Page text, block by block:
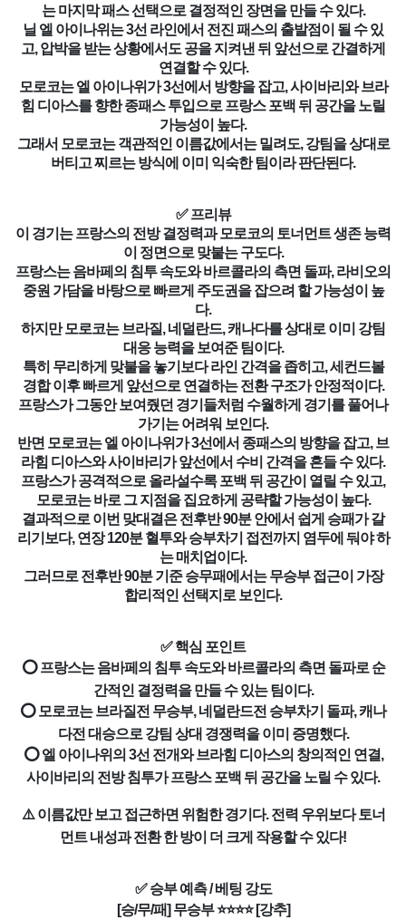
는 마지막 패스 선택으로 결정적인 장면을 만들 수 있다.
닐 엘 아이나위는 3선 라인에서 전진 패스의 출발점이 될 수 있
고, 압박을 받는 상황에서도 공을 지켜낸 뒤 앞선으로 간결하게
연결할 수 있다.
모로코는 엘 아이나위가 3선에서 방향을 잡고, 사이바리와 브라
힘 디아스를 향한 종패스 투입으로 프랑스 포백 뒤 공간을 노릴
가능성이 높다.
그래서 모로코는 객관적인 이름값에서는 밀려도, 강팀을 상대로
버티고 찌르는 방식에 이미 익숙한 팀이라 판단된다.
✅ 프리뷰
이 경기는 프랑스의 전방 결정력과 모로코의 토너먼트 생존 능력
이 정면으로 맞붙는 구도다.
프랑스는 음바페의 침투 속도와 바르콜라의 측면 돌파, 라비오의
중원 가담을 바탕으로 빠르게 주도권을 잡으려 할 가능성이 높
다.
하지만 모로코는 브라질, 네덜란드, 캐나다를 상대로 이미 강팀
대응 능력을 보여준 팀이다.
특히 무리하게 맞불을 놓기보다 라인 간격을 좁히고, 세컨드볼
경합 이후 빠르게 앞선으로 연결하는 전환 구조가 안정적이다.
프랑스가 그동안 보여줬던 경기들처럼 수월하게 경기를 풀어나
가기는 어려워 보인다.
반면 모로코는 엘 아이나위가 3선에서 종패스의 방향을 잡고, 브
라힘 디아스와 사이바리가 앞선에서 수비 간격을 흔들 수 있다.
프랑스가 공격적으로 올라설수록 포백 뒤 공간이 열릴 수 있고,
모로코는 바로 그 지점을 집요하게 공략할 가능성이 높다.
결과적으로 이번 맞대결은 전후반 90분 안에서 쉽게 승패가 갈
리기보다, 연장 120분 혈투와 승부차기 접전까지 염두에 둬야 하
는 매치업이다.
그러므로 전후반 90분 기준 승무패에서는 무승부 접근이 가장
합리적인 선택지로 보인다.
✅ 핵심 포인트
⭕ 프랑스는 음바페의 침투 속도와 바르콜라의 측면 돌파로 순
간적인 결정력을 만들 수 있는 팀이다.
⭕ 모로코는 브라질전 무승부, 네덜란드전 승부차기 돌파, 캐나
다전 대승으로 강팀 상대 경쟁력을 이미 증명했다.
⭕ 엘 아이나위의 3선 전개와 브라힘 디아스의 창의적인 연결,
사이바리의 전방 침투가 프랑스 포백 뒤 공간을 노릴 수 있다.
⚠️ 이름값만 보고 접근하면 위험한 경기다. 전력 우위보다 토너
먼트 내성과 전환 한 방이 더 크게 작용할 수 있다!
✅ 승부 예측 / 베팅 강도
[승/무/패] 무승부 ⭐⭐⭐⭐ [강추]